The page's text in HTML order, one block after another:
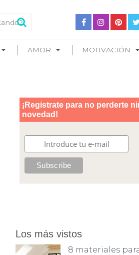
AMOR MOTIVACIÓN
Los más vistos
8 materiales